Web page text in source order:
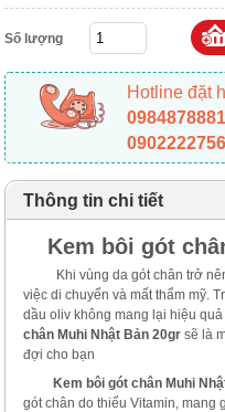
Số lượng
Hotline đặt
0902222756
Thông tin chi tiết
Kem bôi gót
Khi vùng da gót chân trở nên
việc di chuyển và mất thẩm mỹ.
dầu oliv không mang lại hiệu
chân Muhi Nhật Bản 20grsẽ là
đợi cho bạn
Kem bôi gót chân Muhi
gót chân do thiếu Vitamin, mang